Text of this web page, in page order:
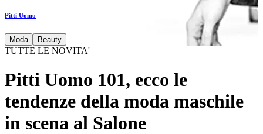
Pitti Uomo
Moda Beauty
TUTTE LE NOVITA'
Pitti Uomo 101, ecco le
tendenze della moda maschile
in scena al Salone